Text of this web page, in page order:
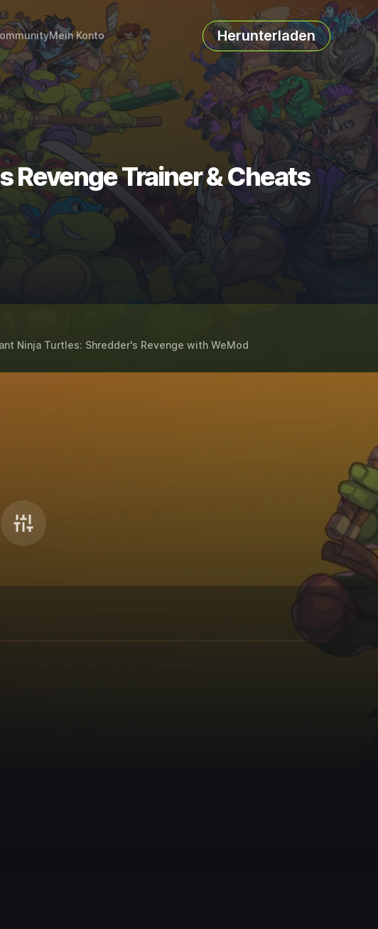
Mein Konto Herunterladen
Revenge Trainer & Cheats
Ninja Turtles: Shredder's Revenge with WeMod